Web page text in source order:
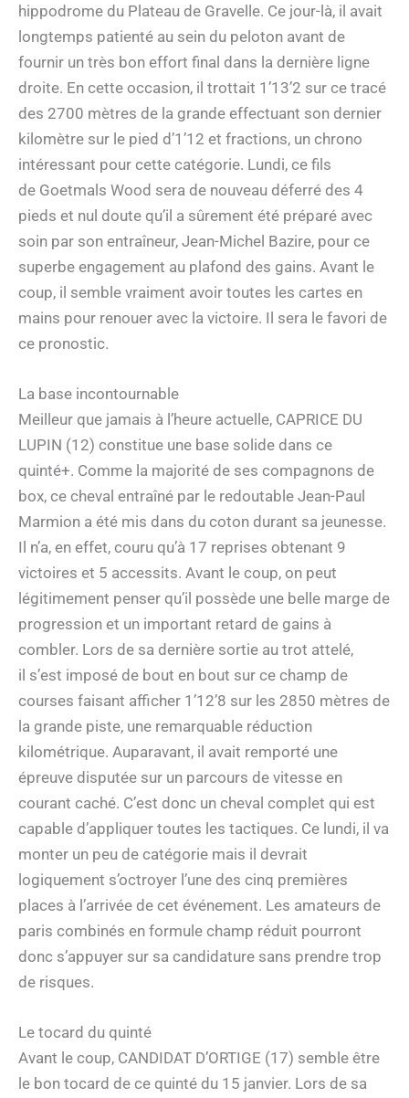
hippodrome du Plateau de Gravelle. Ce jour-là, il avait
longtemps patienté au sein du peloton avant de
fournir un très bon effort final dans la dernière ligne
droite. En cette occasion, il trottait 1’13’2 sur ce tracé
des 2700 mètres de la grande effectuant son dernier
kilomètre sur le pied d’1’12 et fractions, un chrono
intéressant pour cette catégorie. Lundi, ce fils
de Goetmals Wood sera de nouveau déferré des 4
pieds et nul doute qu’il a sûrement été préparé avec
soin par son entraîneur, Jean-Michel Bazire, pour ce
superbe engagement au plafond des gains. Avant le
coup, il semble vraiment avoir toutes les cartes en
mains pour renouer avec la victoire. Il sera le favori de
ce pronostic.
La base incontournable
Meilleur que jamais à l’heure actuelle, CAPRICE DU
LUPIN (12) constitue une base solide dans ce
quinté+. Comme la majorité de ses compagnons de
box, ce cheval entraîné par le redoutable Jean-Paul
Marmion a été mis dans du coton durant sa jeunesse.
Il n’a, en effet, couru qu’à 17 reprises obtenant 9
victoires et 5 accessits. Avant le coup, on peut
légitimement penser qu’il possède une belle marge de
progression et un important retard de gains à
combler. Lors de sa dernière sortie au trot attelé,
il s’est imposé de bout en bout sur ce champ de
courses faisant afficher 1’12’8 sur les 2850 mètres de
la grande piste, une remarquable réduction
kilométrique. Auparavant, il avait remporté une
épreuve disputée sur un parcours de vitesse en
courant caché. C’est donc un cheval complet qui est
capable d’appliquer toutes les tactiques. Ce lundi, il va
monter un peu de catégorie mais il devrait
logiquement s’octroyer l’une des cinq premières
places à l’arrivée de cet événement. Les amateurs de
paris combinés en formule champ réduit pourront
donc s’appuyer sur sa candidature sans prendre trop
de risques.
Le tocard du quinté
Avant le coup, CANDIDAT D’ORTIGE (17) semble être
le bon tocard de ce quinté du 15 janvier. Lors de sa